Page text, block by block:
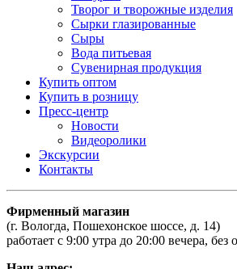
Творог и творожные изделия
Сырки глазированные
Сыры
Вода питьевая
Сувенирная продукция
Купить оптом
Купить в розницу
Пресс-центр
Новости
Видеоролики
Экскурсии
Контакты
Фирменный магазин
(г. Вологда, Пошехонское шоссе, д. 14)
работает с 9:00 утра до 20:00 вечера,